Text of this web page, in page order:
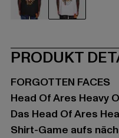
PRODUKT
FORGOTTEN FACES
Head Of Ares Heavy
Das Head Of Ares
Shirt-Game aufs